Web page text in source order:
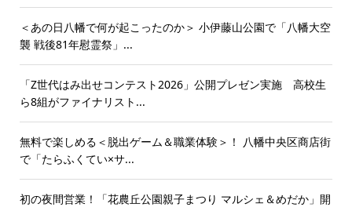
＜あの日八幡で何が起こったのか＞ 小伊藤山公園で「八幡大空
襲 戦後81年慰霊祭」...
「Z世代はみ出せコンテスト2026」公開プレゼン実施 高校生
ら8組がファイナリスト...
無料で楽しめる＜脱出ゲーム＆職業体験＞！ 八幡中央区商店街
で「たらふくてい×サ...
初の夜間営業！「花農丘公園親子まつり マルシェ＆めだか」開